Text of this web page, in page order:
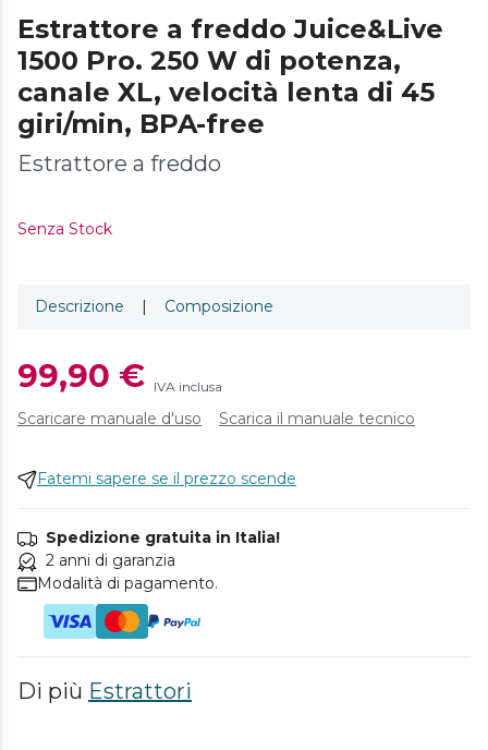
Estrattore a freddo Juice&Live
1500 Pro. 250 W di potenza,
canale XL, velocità lenta di 45
giri/min, BPA-free
Estrattore a freddo
Senza Stock
Descrizione | Composizione
99,90 € IVA inclusa
Scaricare manuale d'uso Scarica il manuale tecnico
Fatemi sapere se il prezzo scende
Spedizione gratuita in Italia!
2 anni di garanzia
Modalità di pagamento.
Di più Estrattori